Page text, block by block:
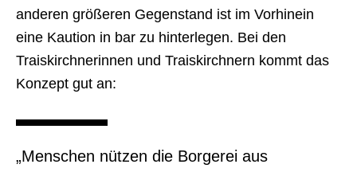
anderen größeren Gegenstand ist im Vorhinein
eine Kaution in bar zu hinterlegen. Bei den
Traiskirchnerinnen und Traiskirchnern kommt das
Konzept gut an:
„Menschen nützen die Borgerei aus